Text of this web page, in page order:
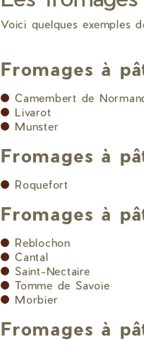
Voici quelques exemples
Fromages à
Camembert de
Livarot
Munster
Fromages à
Roquefort
Fromages à
Reblochon
Cantal
Saint-Nectaire
Tomme de Savoie
Morbier
Fromages à